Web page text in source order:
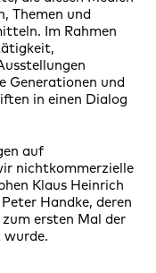
Themen und
Im Rahmen
Generationen und
in einen Dialog
auf
nichtkommerzielle
Klaus Heinrich
Handke, deren
zum ersten Mal der